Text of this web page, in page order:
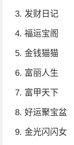
3. 发财日记
4. 福运宝阁
5. 金钱猫猫
6. 富丽人生
7. 富甲天下
8. 好运聚宝盆
9. 金光闪闪女